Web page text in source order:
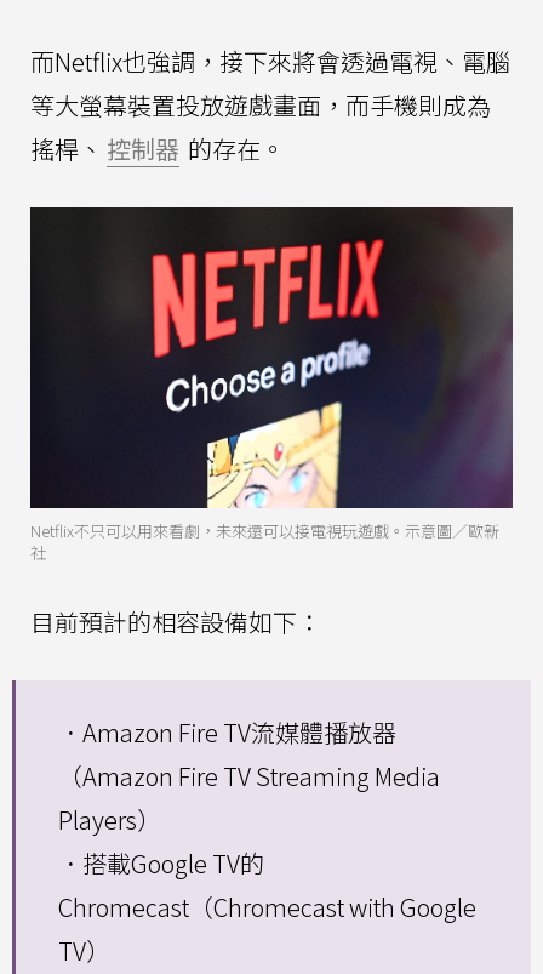
而Netflix也強調，接下來將會透過電視、電腦
等大螢幕裝置投放遊戲畫面，而手機則成為
搖桿、 控制器 的存在。
Netflix不只可以用來看劇，未來還可以接電視玩遊戲。示意圖／歐新
社
目前預計的相容設備如下：
．Amazon Fire TV流媒體播放器
（Amazon Fire TV Streaming Media
Players）
．搭載Google TV的
Chromecast（Chromecast with Google
TV）